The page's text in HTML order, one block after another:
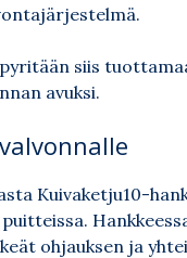
siis
avuksi.
Kuivaketju10-
ohjauksen ja